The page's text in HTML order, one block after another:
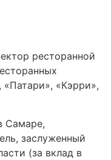
ресторанной
«Кэрри»,
Самаре,
заслуженный
(за вклад в